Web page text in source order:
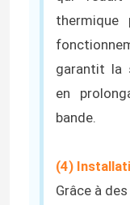
thermique
garantit la
en
bande.
(4)
Grâce à